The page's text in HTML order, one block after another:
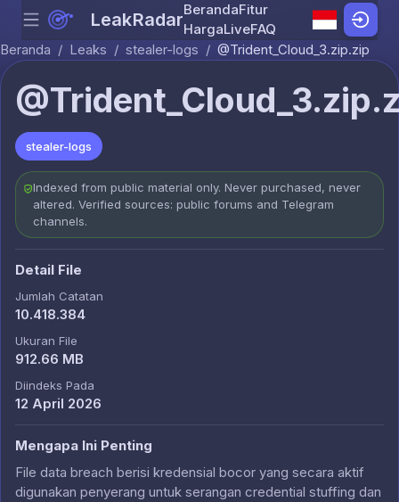
Skip to content
Menu LeakRadarBerandaFitur
HargaLiveFAQ
Beranda / Leaks / stealer-logs / @Trident_Cloud_3.zip.zip
stealer-logs
Indexed from public material only. Never purchased, never
altered. Verified sources: public forums and Telegram
channels.
Detail File
Jumlah Catatan
10.418.384
Ukuran File
912.66 MB
Diindeks Pada
12 April 2026
Mengapa Ini Penting
File data breach berisi kredensial bocor yang secara aktif
digunakan penyerang untuk serangan credential stuffing dan